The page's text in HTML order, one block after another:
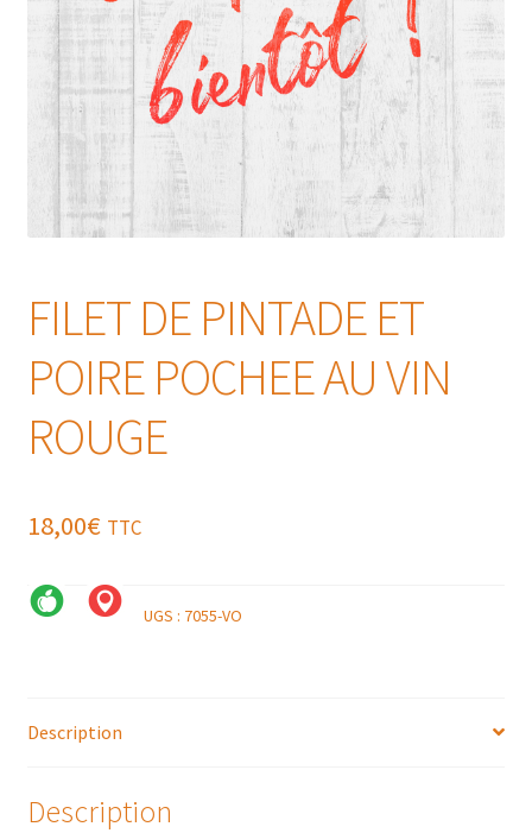
FILET DE PINTADE ET
POIRE POCHEE AU VIN
ROUGE
18,00€ TTC
UGS : 7055-VO
Description
Description